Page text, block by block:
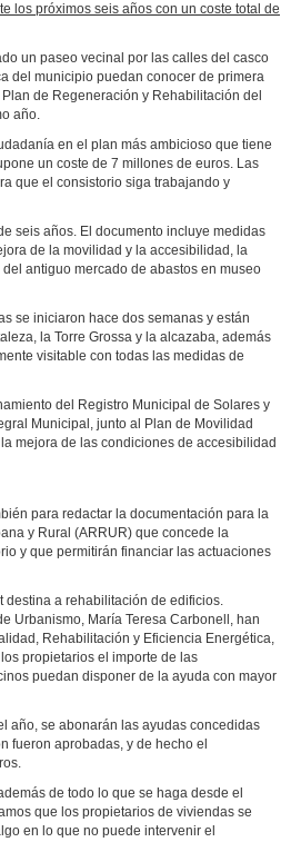
los próximos seis años con un coste total de
un paseo vecinal por las calles del casco
del municipio puedan conocer de primera
de Regeneración y Rehabilitación del
año.
en el plan más ambicioso que tiene
un coste de 7 millones de euros. Las
que el consistorio siga trabajando y
seis años. El documento incluye medidas
de la movilidad y la accesibilidad, la
antiguo mercado de abastos en museo
se iniciaron hace dos semanas y están
la Torre Grossa y la alcazaba, además
visitable con todas las medidas de
del Registro Municipal de Solares y
Municipal, junto al Plan de Movilidad
mejora de las condiciones de accesibilidad
para redactar la documentación para la
y Rural (ARRUR) que concede la
y que permitirán financiar las actuaciones
destina a rehabilitación de edificios.
Urbanismo, María Teresa Carbonell, han
Rehabilitación y Eficiencia Energética,
propietarios el importe de las
puedan disponer de la ayuda con mayor
año, se abonarán las ayudas concedidas
fueron aprobadas, y de hecho el
de todo lo que se haga desde el
que los propietarios de viviendas se
en lo que no puede intervenir el